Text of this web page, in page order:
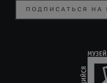
ПОДПИСАТЬСЯ НА